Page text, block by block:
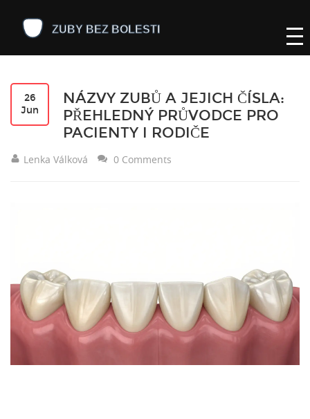
26
Jun
NÁZVY ZUBŮ A JEJICH ČÍSLA:
PŘEHLEDNÝ PRŮVODCE PRO
PACIENTY I RODIČE
Lenka Válková 0 Comments